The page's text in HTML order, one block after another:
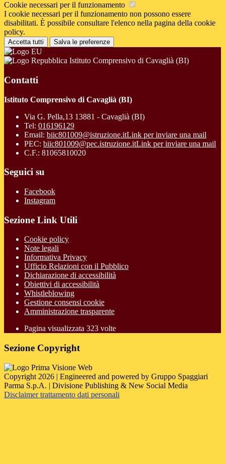
Cookie necessari per il funzionamento
I cookie necessari per il funzionamento non possono essere
disabilitati. È possibile consultare l'elenco nella pagina della cookie
policy.
Accetta tutti Salva le preferenze
Istituto Comprensivo di Cavaglià (BI)
Contatti
Istituto Comprensivo di Cavaglià (BI)
Via G. Pella,13 13881 - Cavaglià (BI)
Tel: 016196129
Email: biic801009@istruzione.itLink per inviare una mail
PEC: biic801009@pec.istruzione.itLink per inviare una mail
C.F.: 81065810020
Seguici su
Facebook
Instagram
Sezione Link Utili
Cookie policy
Note legali
Informativa Privacy
Ufficio Relazioni con il Pubblico
Dichiarazione di accessibilità
Obiettivi di accessibilità
Whistleblowing
Gestione consensi cookie
Amministrazione trasparente
Pagina visualizzata 323 volte
Sezione Copyright
Copyright 2026 | Engineered and powered by Gruppo Spaggiari
Parma S.p.A. | Divisione Publishing & New Social Media
Disclaimer trattamento dati personali